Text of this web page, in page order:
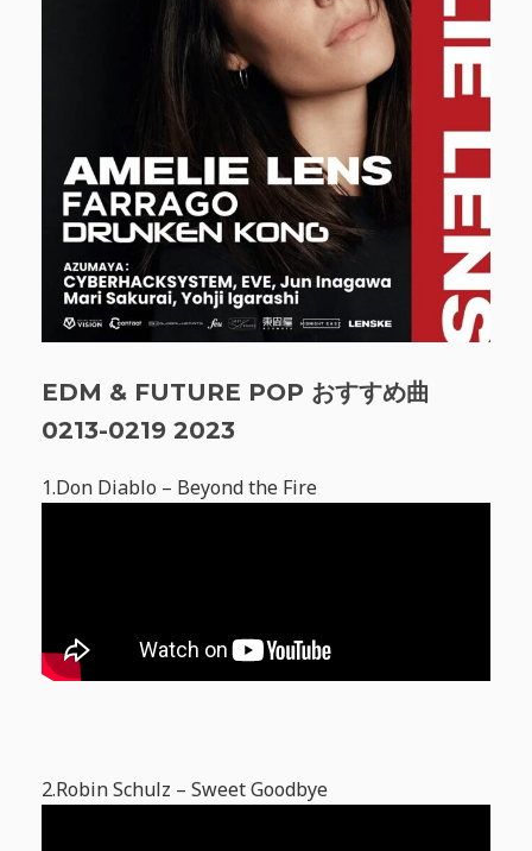
EDM & FUTURE POP おすすめ曲
0213-0219 2023
1.Don Diablo – Beyond the Fire
2.Robin Schulz – Sweet Goodbye